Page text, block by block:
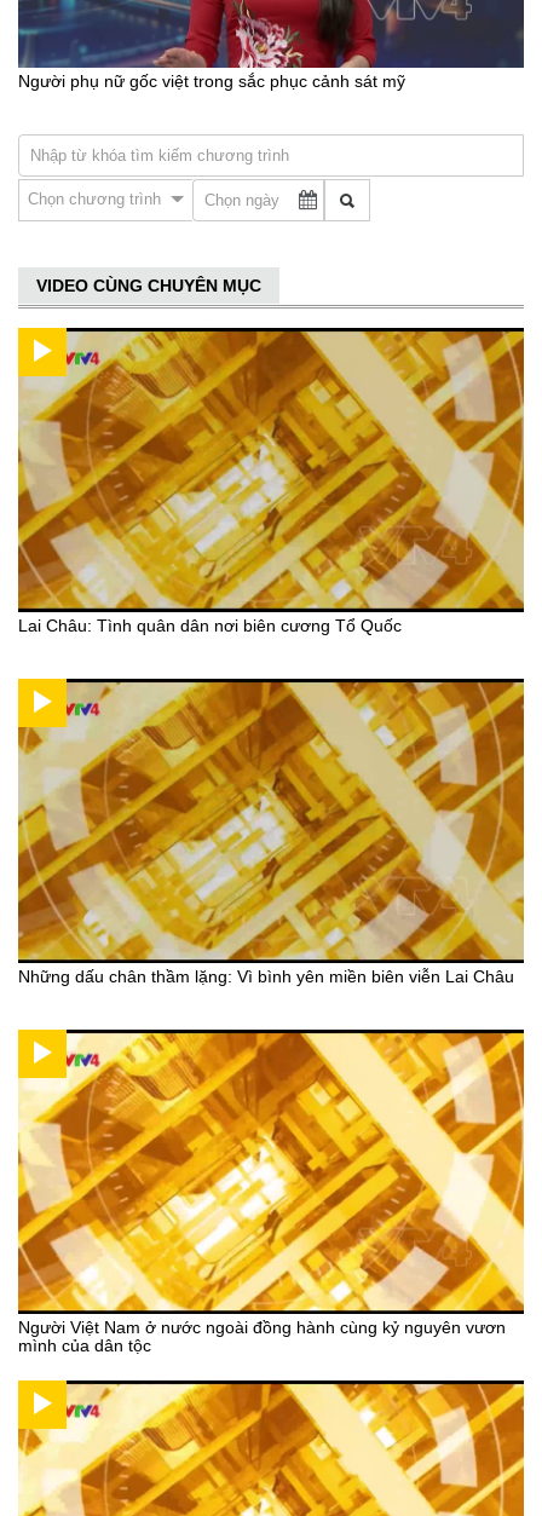
Người phụ nữ gốc việt trong sắc phục cảnh sát mỹ
Chọn chương trình
VIDEO CÙNG CHUYÊN MỤC
Lai Châu: Tình quân dân nơi biên cương Tổ Quốc
Những dấu chân thầm lặng: Vì bình yên miền biên viễn Lai Châu
Người Việt Nam ở nước ngoài đồng hành cùng kỷ nguyên vươn
mình của dân tộc